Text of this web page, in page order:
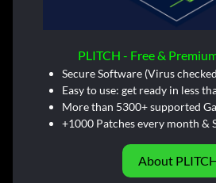
PLITCH - Free &
Secure Software (Virus
Easy to use: get ready in less
More than 5300+ supported
+1000 Patches every month &
About